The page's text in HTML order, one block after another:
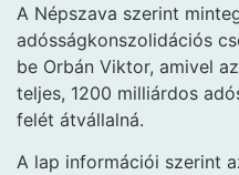
A Népszava szerint
adósságkonszolidációs
be Orbán Viktor, amivel
teljes, 1200 milliárdos
felét átvállalná.
A lap információi szerint